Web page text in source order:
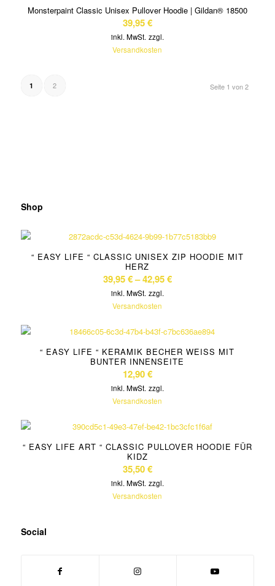
Monsterpaint Classic Unisex Pullover Hoodie | Gildan® 18500
39,95€
inkl. MwSt. zzgl.
Versandkosten
Seite 1 von 2
1 2
Shop
“ EASY LIFE “ CLASSIC UNISEX ZIP HOODIE MIT
HERZ
39,95€–42,95€
inkl. MwSt. zzgl.
Versandkosten
“ EASY LIFE “ KERAMIK BECHER WEISS MIT B
UNTER INNENSEITE
12,90€
inkl. MwSt. zzgl.
Versandkosten
“ EASY LIFE ART “ CLASSIC PULLOVER HOODIE FÜR
KIDZ
35,50€
inkl. MwSt. zzgl.
Versandkosten
Social